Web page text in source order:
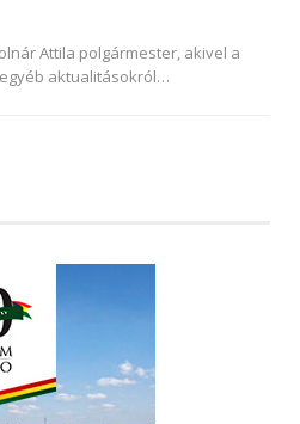
Attila polgármester, akivel a
aktualitásokról…